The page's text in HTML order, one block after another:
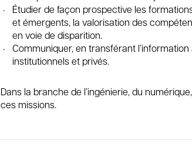
Étudier de façon prospective les
et émergents, la valorisation des
en voie de disparition.
Communiquer, en transférant
institutionnels et privés.
Dans la branche de l’ingénierie, du
ces missions.